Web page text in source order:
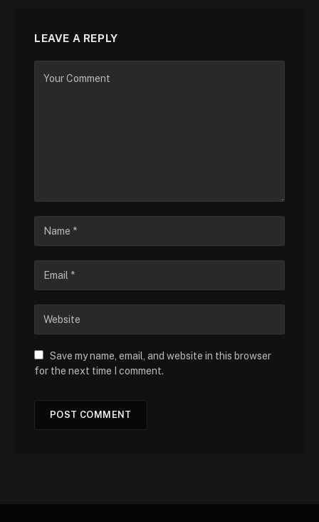
LEAVE A REPLY
Save my name, email, and website in this browser
for the next time I comment.